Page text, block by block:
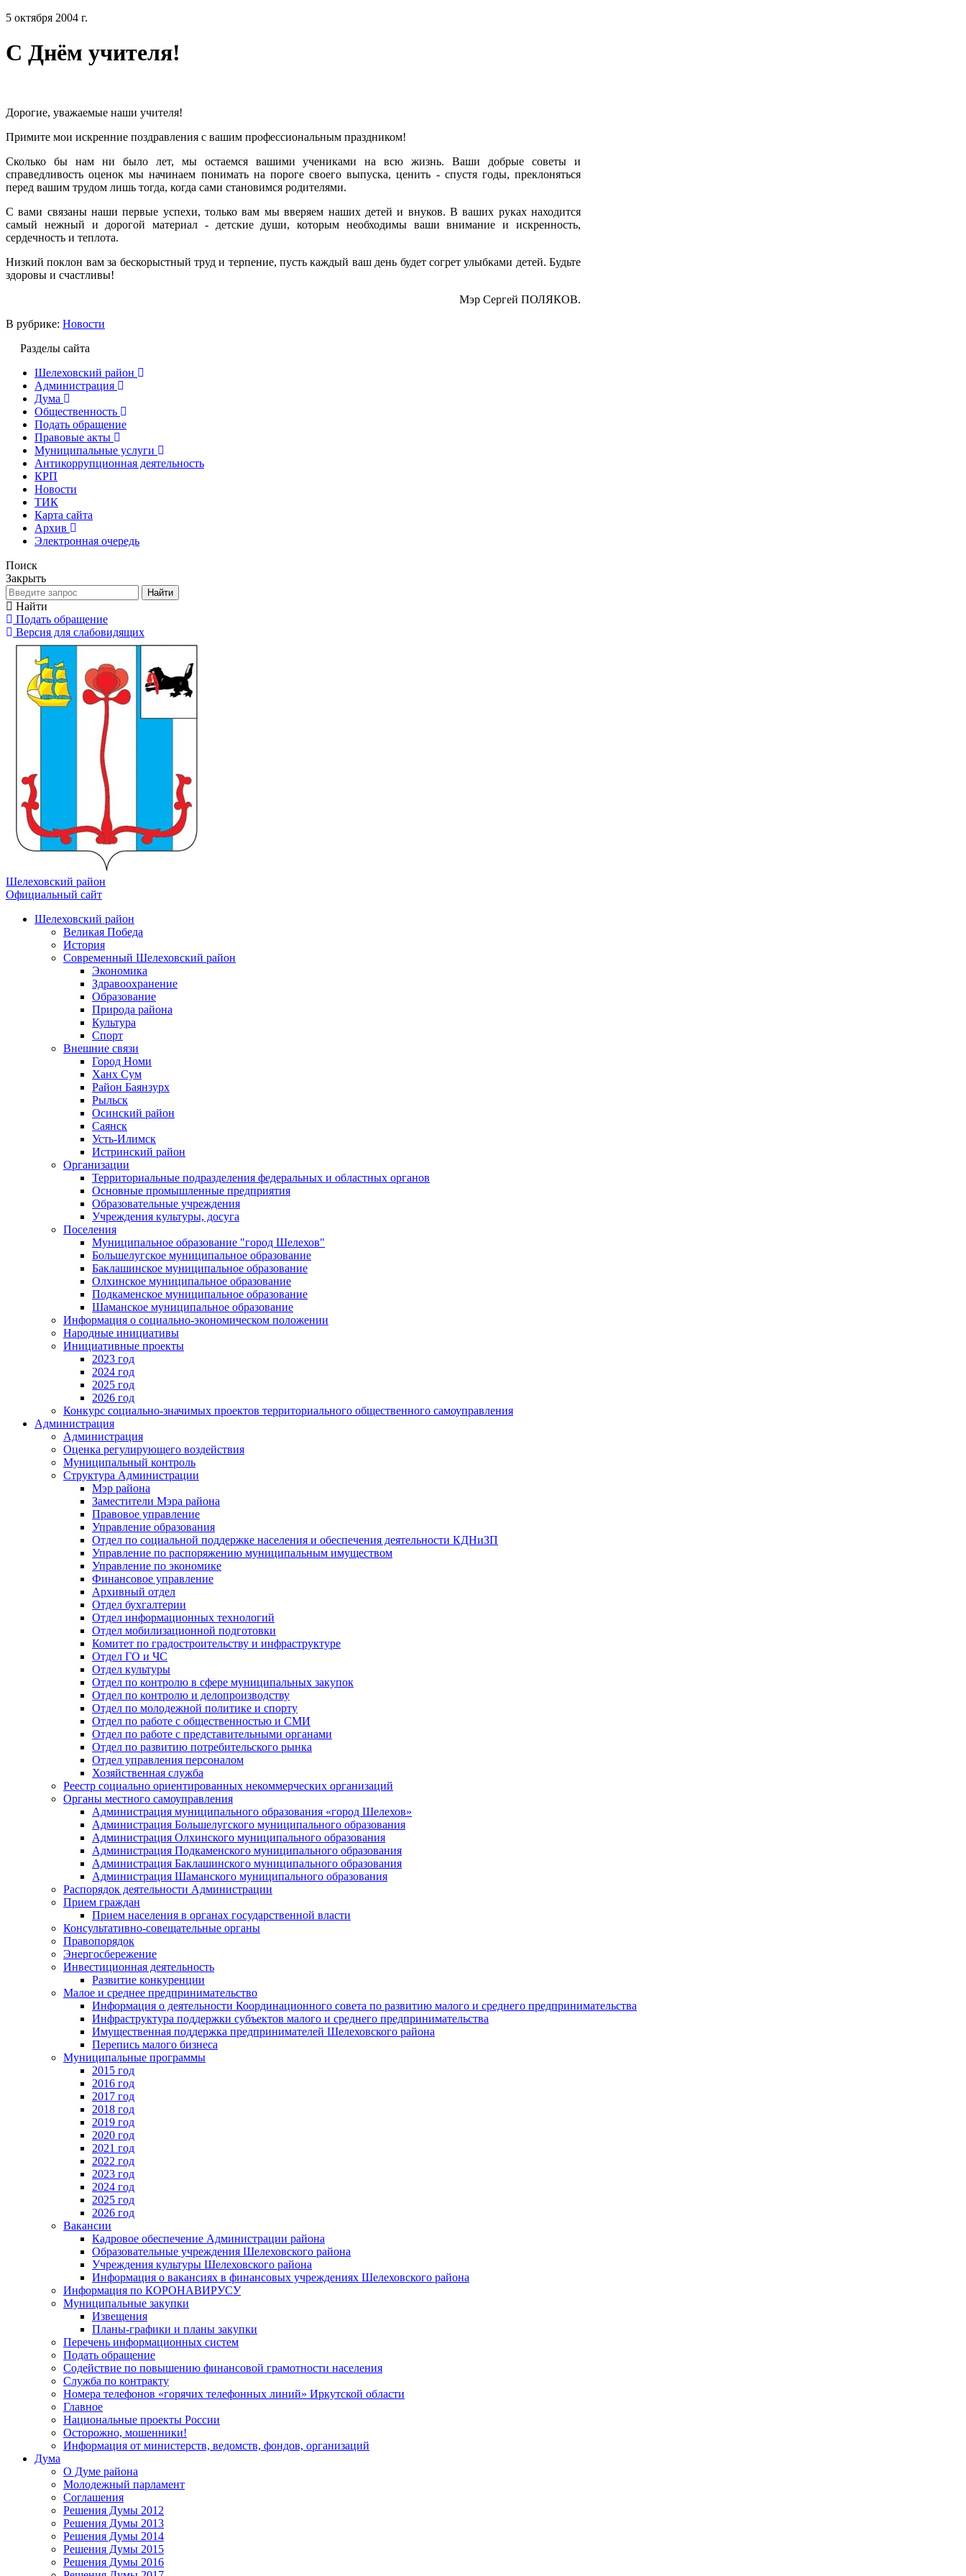
5 октября 2004 г.
С Днём учителя!
Дорогие, уважаемые наши учителя!
Примите мои искренние поздравления с вашим профессиональным праздником!
Сколько бы нам ни было лет, мы остаемся вашими учениками на всю жизнь. Ваши добрые советы и
справедливость оценок мы начинаем понимать на пороге своего выпуска, ценить - спустя годы, преклоняться
перед вашим трудом лишь тогда, когда сами становимся родителями.
С вами связаны наши первые успехи, только вам мы вверяем наших детей и внуков. В ваших руках находится
самый нежный и дорогой материал - детские души, которым необходимы ваши внимание и искренность,
сердечность и теплота.
Низкий поклон вам за бескорыстный труд и терпение, пусть каждый ваш день будет согрет улыбками детей. Будьте
здоровы и счастливы!
Мэр Сергей ПОЛЯКОВ.
В рубрике: Новости
Разделы сайта
Шелеховский район
Администрация
Дума
Общественность
Подать обращение
Правовые акты
Муниципальные услуги
Антикоррупционная деятельность
КРП
Новости
ТИК
Карта сайта
Архив
Электронная очередь
Поиск
Закрыть
Найти
Найти
Подать обращение
Версия для слабовидящих
Шелеховский район
Официальный сайт
Шелеховский район
Великая Победа
История
Современный Шелеховский район
Экономика
Здравоохранение
Образование
Природа района
Культура
Спорт
Внешние связи
Город Номи
Ханх Сум
Район Баянзурх
Рыльск
Осинский район
Саянск
Усть-Илимск
Истринский район
Организации
Территориальные подразделения федеральных и областных органов
Основные промышленные предприятия
Образовательные учреждения
Учреждения культуры, досуга
Поселения
Муниципальное образование "город Шелехов"
Большелугское муниципальное образование
Баклашинское муниципальное образование
Олхинское муниципальное образование
Подкаменское муниципальное образование
Шаманское муниципальное образование
Информация о социально-экономическом положении
Народные инициативы
Инициативные проекты
2023 год
2024 год
2025 год
2026 год
Конкурс социально-значимых проектов территориального общественного самоуправления
Администрация
Администрация
Оценка регулирующего воздействия
Муниципальный контроль
Структура Администрации
Мэр района
Заместители Мэра района
Правовое управление
Управление образования
Отдел по социальной поддержке населения и обеспечения деятельности КДНиЗП
Управление по распоряжению муниципальным имуществом
Управление по экономике
Финансовое управление
Архивный отдел
Отдел бухгалтерии
Отдел информационных технологий
Отдел мобилизационной подготовки
Комитет по градостроительству и инфраструктуре
Отдел ГО и ЧС
Отдел культуры
Отдел по контролю в сфере муниципальных закупок
Отдел по контролю и делопроизводству
Отдел по молодежной политике и спорту
Отдел по работе с общественностью и СМИ
Отдел по работе с представительными органами
Отдел по развитию потребительского рынка
Отдел управления персоналом
Хозяйственная служба
Реестр социально ориентированных некоммерческих организаций
Органы местного самоуправления
Администрация муниципального образования «город Шелехов»
Администрация Большелугского муниципального образования
Администрация Олхинского муниципального образования
Администрация Подкаменского муниципального образования
Администрация Баклашинского муниципального образования
Администрация Шаманского муниципального образования
Распорядок деятельности Администрации
Прием граждан
Прием населения в органах государственной власти
Консультативно-совещательные органы
Правопорядок
Энергосбережение
Инвестиционная деятельность
Развитие конкуренции
Малое и среднее предпринимательство
Информация о деятельности Координационного совета по развитию малого и среднего предпринимательства
Инфраструктура поддержки субъектов малого и среднего предпринимательства
Имущественная поддержка предпринимателей Шелеховского района
Перепись малого бизнеса
Муниципальные программы
2015 год
2016 год
2017 год
2018 год
2019 год
2020 год
2021 год
2022 год
2023 год
2024 год
2025 год
2026 год
Вакансии
Кадровое обеспечение Администрации района
Образовательные учреждения Шелеховского района
Учреждения культуры Шелеховского района
Информация о вакансиях в финансовых учреждениях Шелеховского района
Информация по КОРОНАВИРУСУ
Муниципальные закупки
Извещения
Планы-графики и планы закупки
Перечень информационных систем
Подать обращение
Содействие по повышению финансовой грамотности населения
Служба по контракту
Номера телефонов «горячих телефонных линий» Иркутской области
Главное
Национальные проекты России
Осторожно, мошенники!
Информация от министерств, ведомств, фондов, организаций
Дума
О Думе района
Молодежный парламент
Соглашения
Решения Думы 2012
Решения Думы 2013
Решения Думы 2014
Решения Думы 2015
Решения Думы 2016